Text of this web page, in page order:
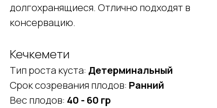
долгохранящиеся. Отлично подходят в
консервацию.
Кечкемети
Тип роста куста: Детерминальный
Срок созревания плодов: Ранний
Вес плодов: 40 - 60 гр